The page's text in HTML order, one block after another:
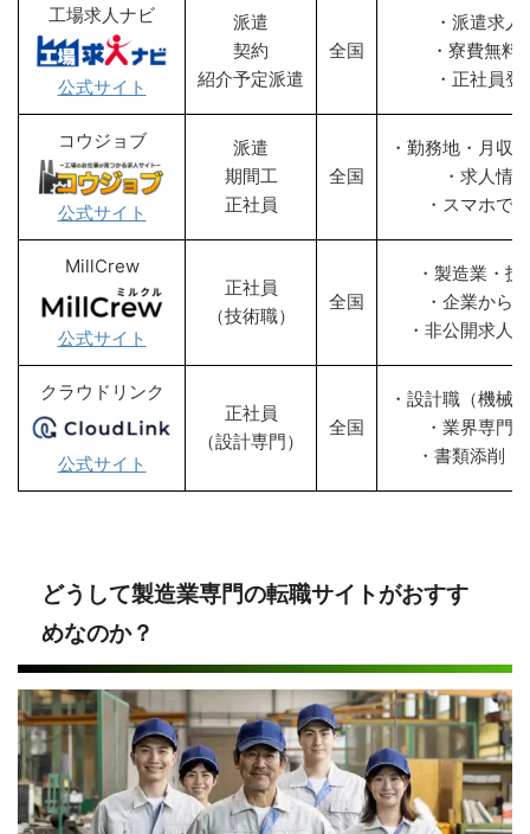
工場求人ナビ
公式サイト
派遣
契約
紹介予定派遣
全国
・派遣求
・寮費無料
・正社員
コウジョブ
公式サイト
派遣
期間工
正社員
全国
・勤務地・月収
・求人情
・スマホで
MillCrew
公式サイト
正社員
（技術職）
全国
・製造業・
・企業から
・非公開求人
クラウドリンク
公式サイト
正社員
（設計専門）
全国
・設計職（機械
・業界専門
・書類添削
どうして製造業専門の転職サイトがおすす
めなのか？